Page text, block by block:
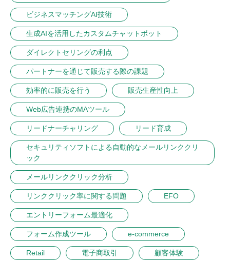
ビジネスマッチングAI技術
生成AIを活用したカスタムチャットボット
ダイレクトセリングの利点
パートナーを通じて販売する際の課題
効率的に販売を行う 販売生産性向上
Web広告連携のMAツール
リードナーチャリング リード育成
セキュリティソフトによる自動的なメールリンククリ
ック
メールリンククリック分析
リンククリック率に関する問題 EFO
エントリーフォーム最適化
フォーム作成ツール e-commerce
Retail 電子商取引 顧客体験